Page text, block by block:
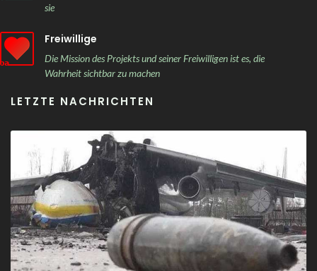
sie
Freiwillige
Die Mission des Projekts und seiner Freiwilligen ist es, die
Wahrheit sichtbar zu machen
LETZTE NACHRICHTEN